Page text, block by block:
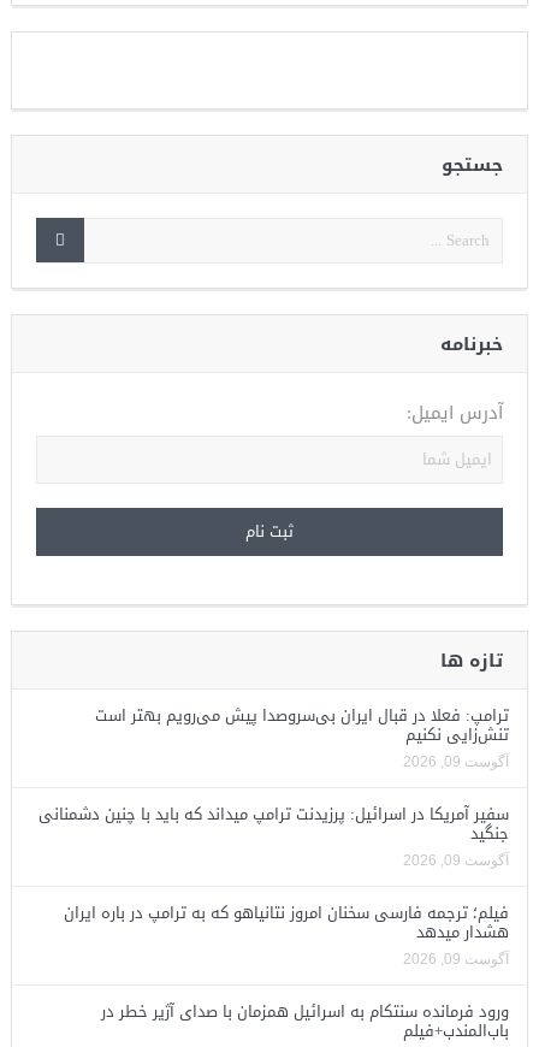
جستجو
خبرنامه
آدرس ایمیل:
تازه ها
ترامپ: فعلا در قبال ایران بی‌سروصدا پیش می‌رویم بهتر است
تنش‌زایی نکنیم
آگوست 09, 2026
سفیر آمریکا در اسرائیل: پرزیدنت ترامپ میداند که باید با چنین دشمنانی
جنگید
آگوست 09, 2026
فیلم؛ ترجمه فارسی سخنان امروز نتانیاهو که به ترامپ در باره ایران
هشدار میدهد
آگوست 09, 2026
ورود فرمانده سنتکام به اسرائیل همزمان با صدای آژیر خطر در
باب‌المندب+فیلم